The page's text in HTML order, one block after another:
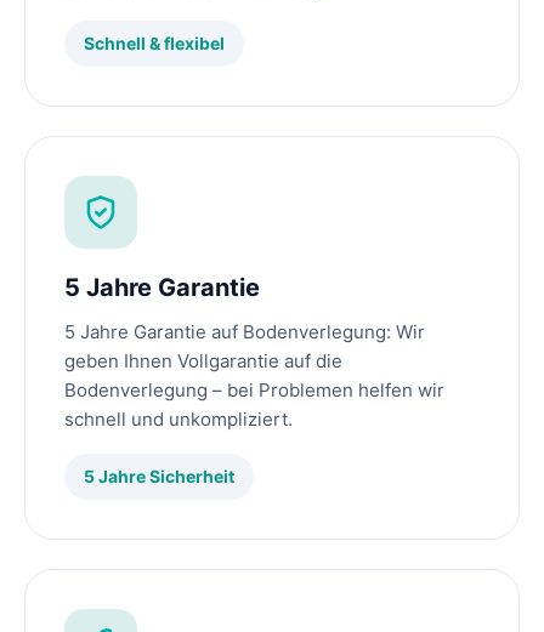
Schnell & flexibel
5 Jahre Garantie
5 Jahre Garantie auf Bodenverlegung: Wir
geben Ihnen Vollgarantie auf die
Bodenverlegung – bei Problemen helfen wir
schnell und unkompliziert.
5 Jahre Sicherheit